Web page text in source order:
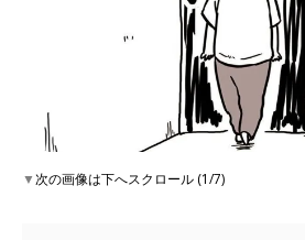
▼次の画像は下へスクロール (1/7)